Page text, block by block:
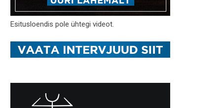
Esitusloendis pole ühtegi videot.